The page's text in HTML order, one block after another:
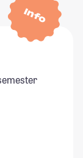
Info